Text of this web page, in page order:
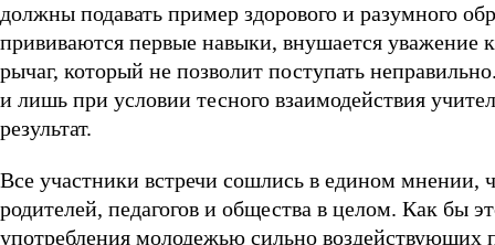
должны подавать пример здорового и разумного
прививаются первые навыки, внушается уважение
рычаг, который не позволит поступать
и лишь при условии тесного взаимодействия
результат.
Все участники встречи сошлись в едином
родителей, педагогов и общества в целом. Как бы
употребления молодежью сильно воздействующих